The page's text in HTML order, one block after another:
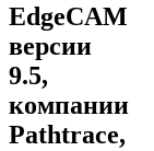
EdgeCAM
версии
9.5,
компании
Pathtrace,